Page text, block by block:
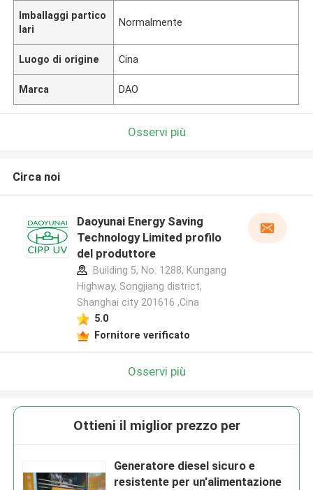
Lasciate un messaggio
Imballaggi partico
lari
Normalmente
Luogo di origine Cina
Marca DAO
Osservi più
Circa noi
Daoyunai Energy Saving
Technology Limited profilo
del produttore
Building 5, No. 1288, Kungang
Highway, Songjiang district,
Shanghai city 201616 ,Cina
5.0
Fornitore verificato
Osservi più
Ottieni il miglior prezzo per
Generatore diesel sicuro e
resistente per un'alimentazione